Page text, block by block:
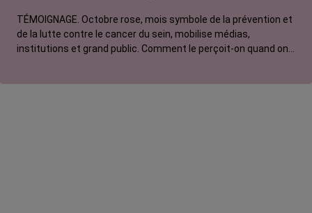
TÉMOIGNAGE. Octobre rose, mois symbole de la prévention et
de la lutte contre le cancer du sein, mobilise médias,
institutions et grand public. Comment le perçoit-on quand on